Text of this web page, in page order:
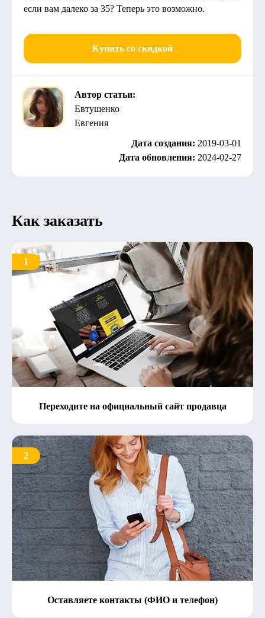
если вам далеко за 35? Теперь это возможно.
Купить со скидкой
Автор статьи:
Евтушенко
Евгения
Дата создания: 2019-03-01
Дата обновления: 2024-02-27
Как заказать
1
Переходите на официальный сайт продавца
2
Оставляете контакты (ФИО и телефон)